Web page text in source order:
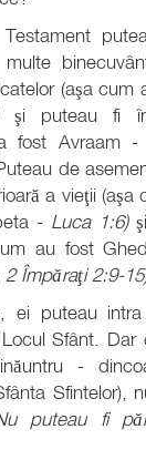
Testament
(aşa cum
şi puteau fi
fost Avraam -
de
a vieţii (aşa
- Luca 1:6)
au fost
Împăraţi 2:9-
ei puteau
Sfânt. Dar
-
Sfintelor),
puteau fi